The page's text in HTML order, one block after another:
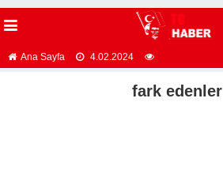
Ana Sayfa 4.02.2024
fark edenler